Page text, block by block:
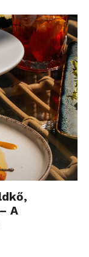
igazán jól
Bluetooth 4.0,
létező
van 150
A